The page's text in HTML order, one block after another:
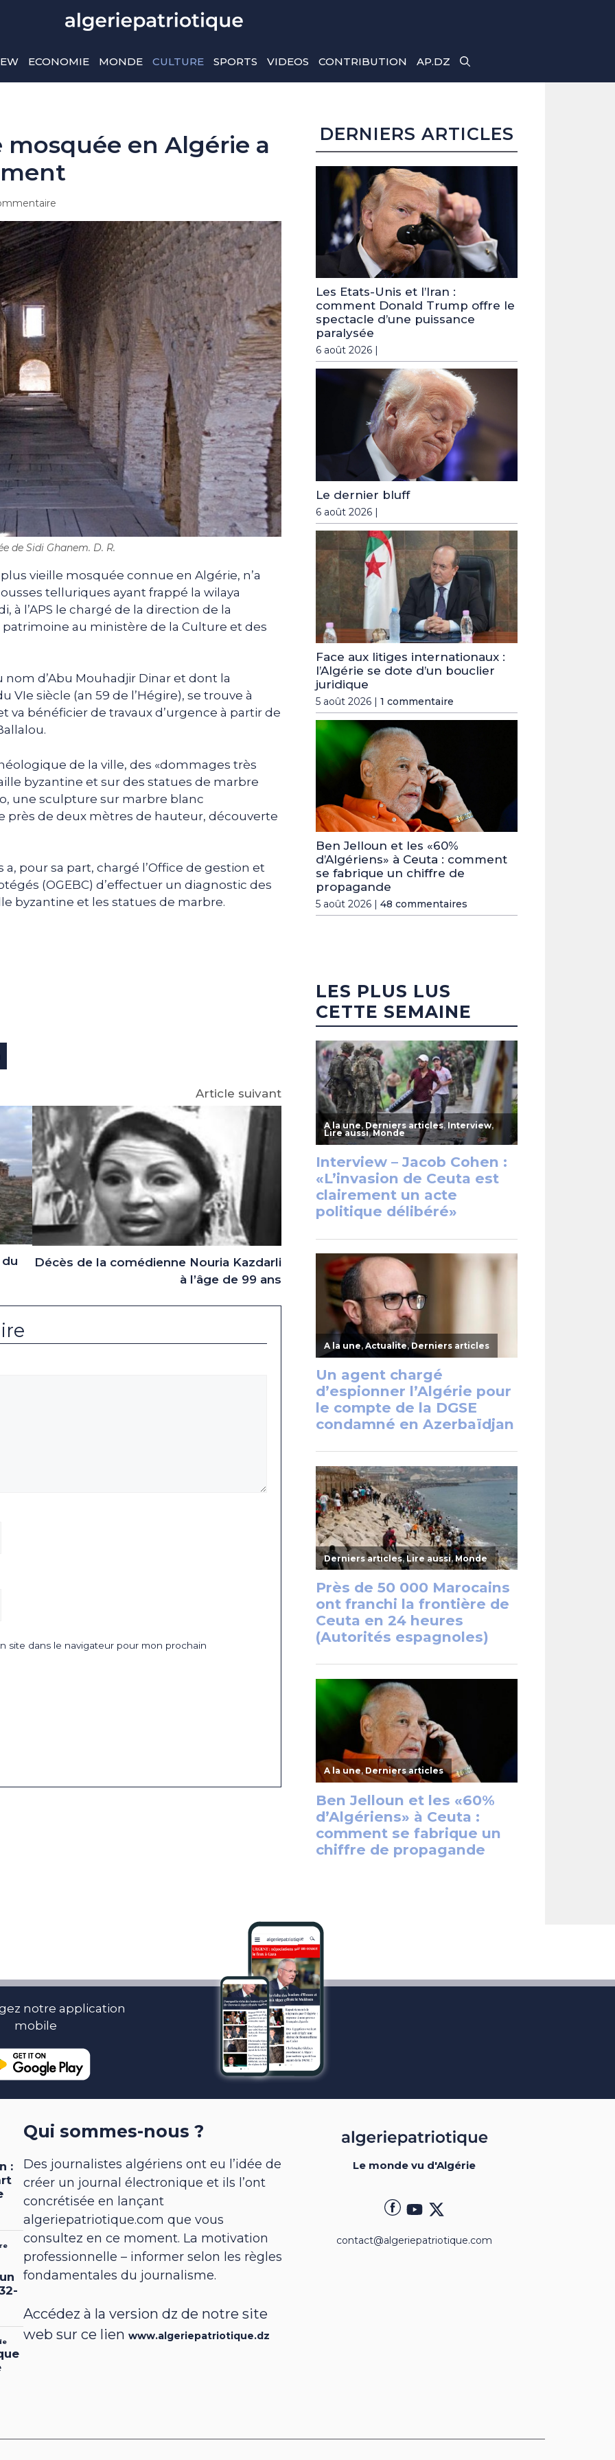
ECONOMIE MONDE CULTURE SPORTS VIDEOS CONTRIBUTION AP.DZ
mosquée en Algérie a
de Sidi Ghanem. D. R.
vieille mosquée connue en Algérie, n’a
telluriques ayant frappé la wilaya
à l’APS le chargé de la direction de la
au ministère de la Culture et des
d’Abu Mouhadjir Dinar et dont la
siècle (an 59 de l’Hégire), se trouve à
va bénéficier de travaux d’urgence à partir de
de la ville, des «dommages très
byzantine et sur des statues de marbre
une sculpture sur marbre blanc
de deux mètres de hauteur, découverte
pour sa part, chargé l’Office de gestion et
(OGEBC) d’effectuer un diagnostic des
byzantine et les statues de marbre.
Article suivant
Décès de la comédienne Nouria Kazdarli
à l’âge de 99 ans
site dans le navigateur pour mon prochain
DERNIERS ARTICLES
Les Etats-Unis et l’Iran :
comment Donald Trump offre le
spectacle d’une puissance
paralysée
6 août 2026 |
Le dernier bluff
6 août 2026 |
Face aux litiges internationaux :
l’Algérie se dote d’un bouclier
juridique
5 août 2026 | 1 commentaire
Ben Jelloun et les «60%
d’Algériens» à Ceuta : comment
se fabrique un chiffre de
propagande
5 août 2026 | 48 commentaires
LES PLUS LUS
CETTE SEMAINE
notre application
mobile
Qui sommes-nous ?
Des journalistes algériens ont eu l’idée de
créer un journal électronique et ils l’ont
concrétisée en lançant
algeriepatriotique.com que vous
consultez en ce moment. La motivation
professionnelle – informer selon les règles
fondamentales du journalisme.
Accédez à la version dz de notre site
web sur ce lienwww.algeriepatriotique.dz
Le monde vu d'Algérie
contact@algeriepatriotique.com